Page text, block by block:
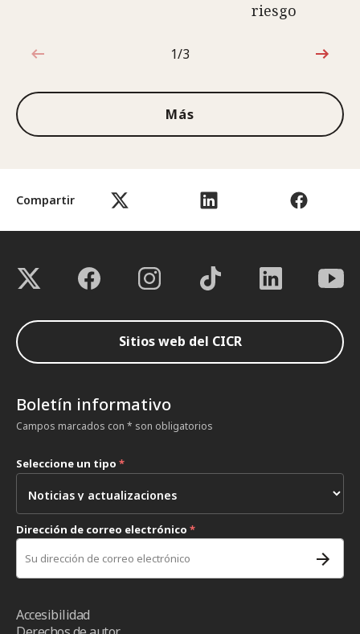
Compartir
riesgo
1de3
1/3
Más
Sitios web del CICR
Boletín informativo
Campos marcados con * son obligatorios
Seleccione un tipo *
Dirección de correo electrónico *
Accesibilidad